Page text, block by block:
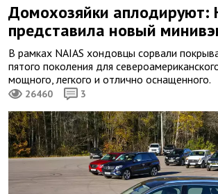
Домохозяйки аплодируют:
представила новый
В рамках NAIAS хондовцы сорвали
пятого поколения для
мощного, легкого и отлично оснащенного.
26460 3